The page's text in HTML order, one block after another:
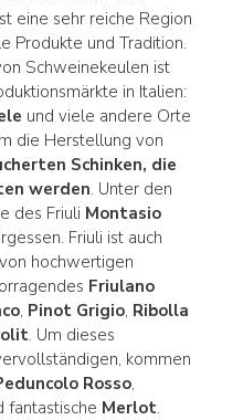
eine sehr reiche Region
Produkte und Tradition.
Schweinekeulen ist
in Italien:
und viele andere Orte
die Herstellung von
Schinken, die
werden. Unter den
des Friuli Montasio
Friuli ist auch
hochwertigen
Friulano
, Pinot Grigio, Ribolla
. Um dieses
kommen
Rosso,
fantastische Merlot.